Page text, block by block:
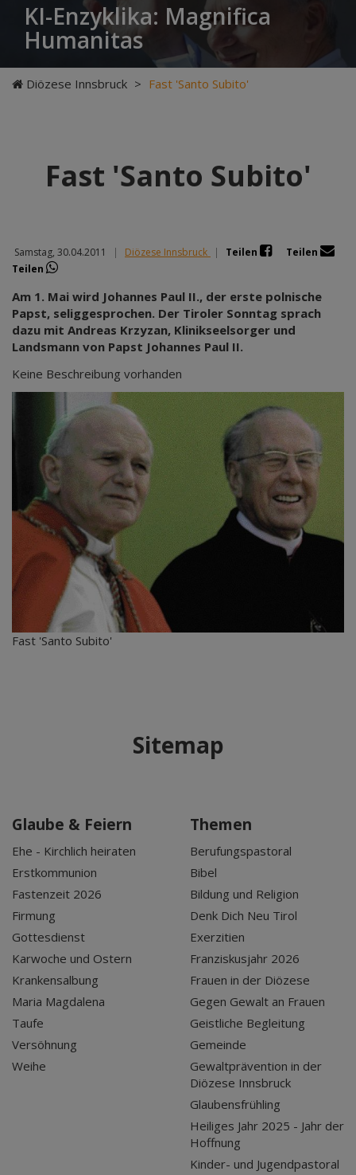
KI-Enzyklika: Magnifica
Humanitas
Diözese Innsbruck > Fast 'Santo Subito'
Fast 'Santo Subito'
Samstag, 30.04.2011 | Diözese Innsbruck | Teilen
Teilen
Teilen
Am 1. Mai wird Johannes Paul II., der erste polnische
Papst, seliggesprochen. Der Tiroler Sonntag sprach
dazu mit Andreas Krzyzan, Klinikseelsorger und
Landsmann von Papst Johannes Paul II.
Keine Beschreibung vorhanden
Fast 'Santo Subito'
Sitemap
Glaube & Feiern
Ehe - Kirchlich heiraten
Erstkommunion
Fastenzeit 2026
Firmung
Gottesdienst
Karwoche und Ostern
Krankensalbung
Maria Magdalena
Taufe
Versöhnung
Weihe
Themen
Berufungspastoral
Bibel
Bildung und Religion
Denk Dich Neu Tirol
Exerzitien
Franziskusjahr 2026
Frauen in der Diözese
Gegen Gewalt an Frauen
Geistliche Begleitung
Gemeinde
Gewaltprävention in der
Diözese Innsbruck
Glaubensfrühling
Heiliges Jahr 2025 - Jahr der
Hoffnung
Kinder- und Jugendpastoral